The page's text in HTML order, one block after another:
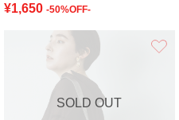
¥1,650 -50%OFF-
SOLD OUT